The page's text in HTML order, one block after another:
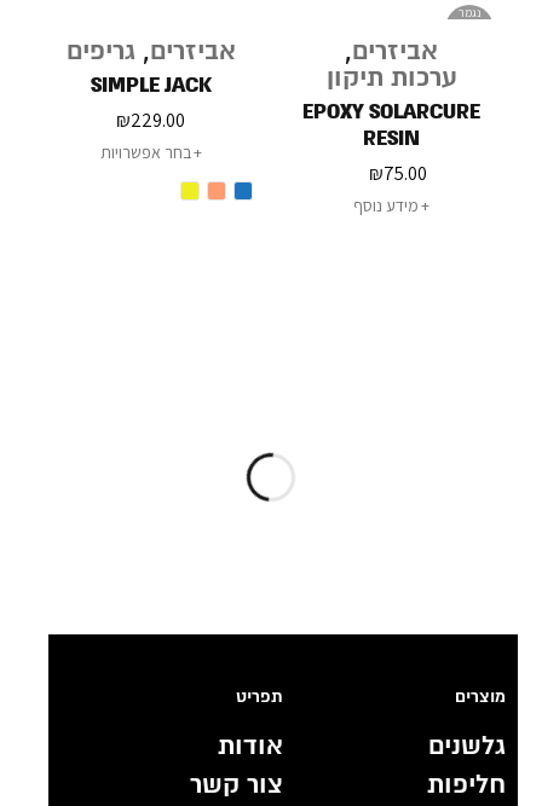
נגמר
אביזרים,
ערכות תיקון
EPOXY SOLARCURE
RESIN
₪75.00
מידע נוסף
אביזרים, גריפים
SIMPLE JACK
₪229.00
בחר אפשרויות
מוצרים
גלשנים
חליפות
תפריט
אודות
צור קשר